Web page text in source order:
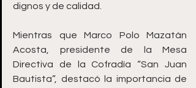
dignos y de calidad.
Mientras que Marco Polo Mazatán
Acosta, presidente de la Mesa
Directiva de la Cofradía “San Juan
Bautista”, destacó la importancia de